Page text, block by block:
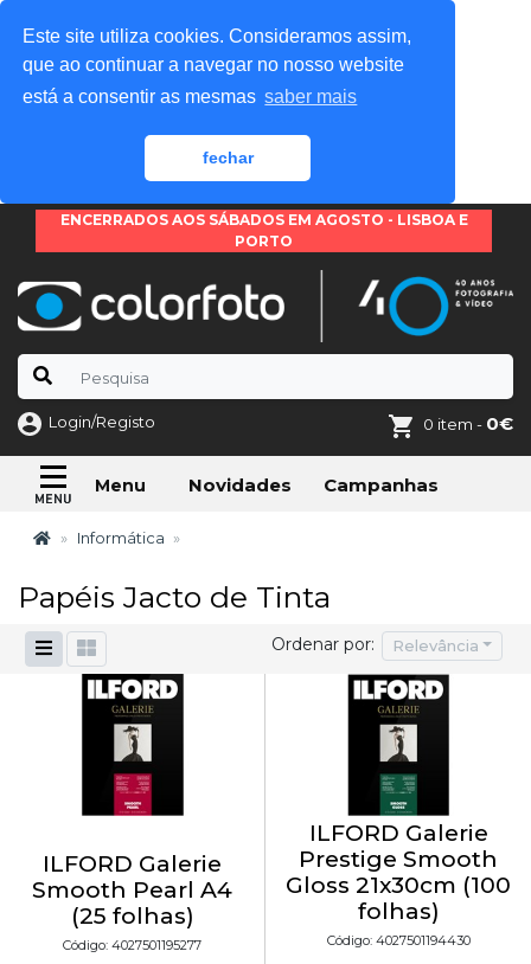
Este site utiliza cookies. Consideramos assim,
que ao continuar a navegar no nosso website
está a consentir as mesmas saber mais
fechar
ENCERRADOS AOS SÁBADOS EM AGOSTO - LISBOA E
PORTO
Login/Registo 0 item - 0€
Menu Novidades Campanhas
Informática
Papéis Jacto de Tinta
Ordenar por: Relevância
ILFORD Galerie
Smooth Pearl A4
(25 folhas)
Código: 4027501195277
ILFORD Galerie
Prestige Smooth
Gloss 21x30cm (100
folhas)
Código: 4027501194430